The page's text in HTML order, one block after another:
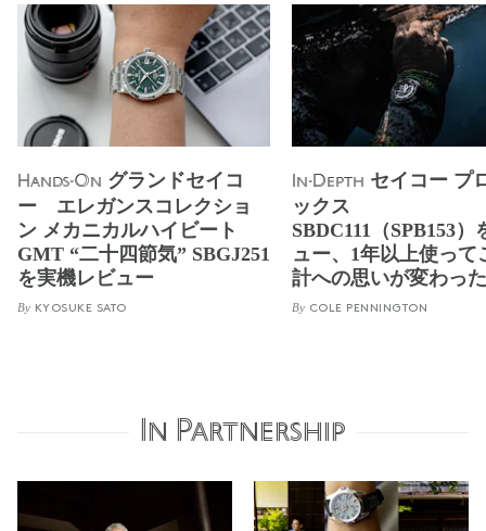
Hands-On グランドセイコ
ー エレガンスコレクショ
ン メカニカルハイビート
GMT “二十四節気” SBGJ251
を実機レビュー
By KYOSUKE SATO
In-Depth セイコー プ
ックス
SBDC111（SPB153）
ュー、1年以上使って
計への思いが変わった
By COLE PENNINGTON
In Partnership